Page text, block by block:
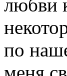
любви
по